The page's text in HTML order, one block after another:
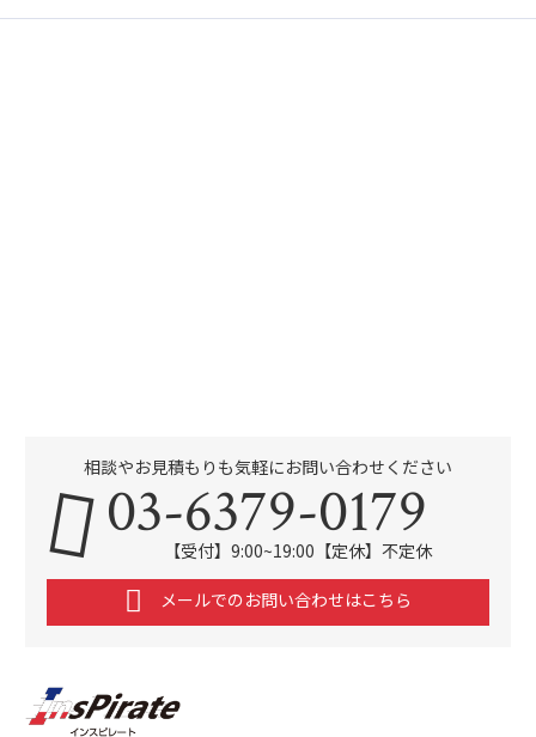
相談やお見積もりも気軽にお問い合わせください
03-6379-0179
【受付】9:00~19:00【定休】不定休
メールでのお問い合わせはこちら